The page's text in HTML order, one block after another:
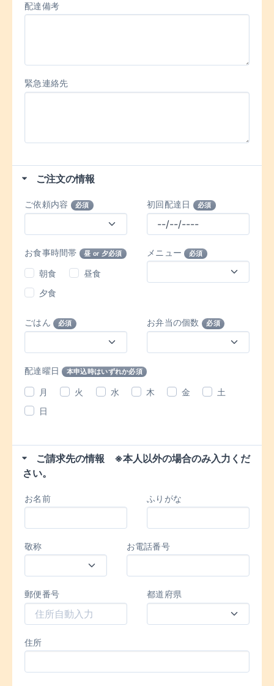
配達備考
緊急連絡先
ご注文の情報
ご依頼内容 必須 初回配達日 必須
お食事時間帯 昼 or 夕必須
朝食
昼食
夕食
メニュー 必須
ごはん 必須 お弁当の個数 必須
配達曜日 本申込時はいずれか必須
月 火 水 木 金
土
日
ご請求先の情報 ※本人以外の場合のみ入力くだ
さい。
お名前 ふりがな
敬称 お電話番号
郵便番号 都道府県
住所